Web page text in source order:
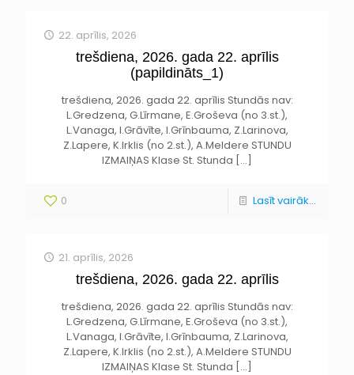
22. aprīlis, 2026
trešdiena, 2026. gada 22. aprīlis
(papildināts_1)
trešdiena, 2026. gada 22. aprīlis Stundās nav:
L.Gredzena, G.Līrmane, E.Groševa (no 3.st.),
L.Vanaga, I.Grāvīte, I.Grīnbauma, Z.Larinova,
Z.Lapere, K.Irklis (no 2.st.), A.Meldere STUNDU
IZMAIŅAS Klase St. Stunda […]
0 Lasīt vairāk...
21. aprīlis, 2026
trešdiena, 2026. gada 22. aprīlis
trešdiena, 2026. gada 22. aprīlis Stundās nav:
L.Gredzena, G.Līrmane, E.Groševa (no 3.st.),
L.Vanaga, I.Grāvīte, I.Grīnbauma, Z.Larinova,
Z.Lapere, K.Irklis (no 2.st.), A.Meldere STUNDU
IZMAIŅAS Klase St. Stunda […]